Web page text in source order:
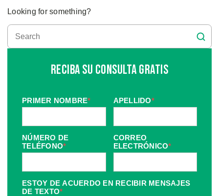
Looking for something?
Reciba Su Consulta Gratis
PRIMER NOMBRE* APELLIDO*
NÚMERO DE
TELÉFONO*
CORREO
ELECTRÓNICO*
ESTOY DE ACUERDO EN RECIBIR MENSAJES
DE TEXTO*